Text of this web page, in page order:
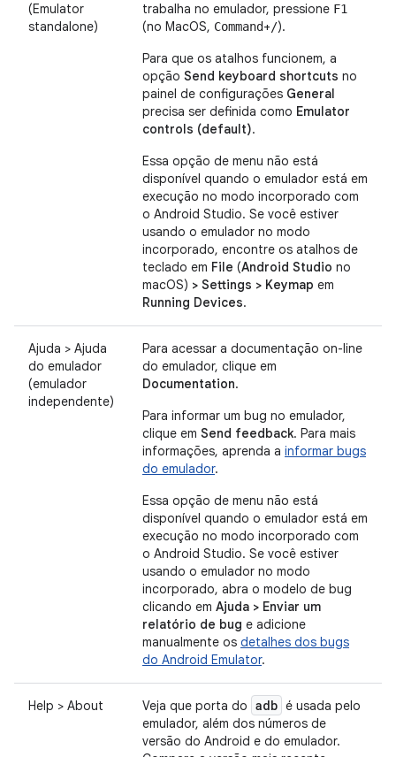
(Emulator
standalone)
trabalha no emulador, pressione F1
(no MacOS, Command+/).
Para que os atalhos funcionem, a
opção Send keyboard shortcuts no
painel de configurações General
precisa ser definida como Emulator
controls (default).
Essa opção de menu não está
disponível quando o emulador está em
execução no modo incorporado com
o Android Studio. Se você estiver
usando o emulador no modo
incorporado, encontre os atalhos de
teclado em File (Android Studio no
macOS) > Settings > Keymap em
Running Devices.
Ajuda > Ajuda
do emulador
(emulador
independente)
Para acessar a documentação on-line
do emulador, clique em
Documentation.
Para informar um bug no emulador,
clique em Send feedback. Para mais
informações, aprenda a informar bugs
do emulador.
Essa opção de menu não está
disponível quando o emulador está em
execução no modo incorporado com
o Android Studio. Se você estiver
usando o emulador no modo
incorporado, abra o modelo de bug
clicando em Ajuda > Enviar um
relatório de bug e adicione
manualmente os detalhes dos bugs
do Android Emulator.
Help > About Veja que porta do adb é usada pelo
emulador, além dos números de
versão do Android e do emulador.